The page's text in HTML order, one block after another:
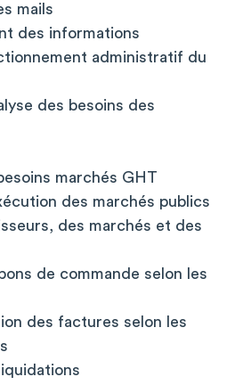
mails
des informations
administratif du
des besoins des
marchés GHT
des marchés publics
des marchés et des
de commande selon les
des factures selon les